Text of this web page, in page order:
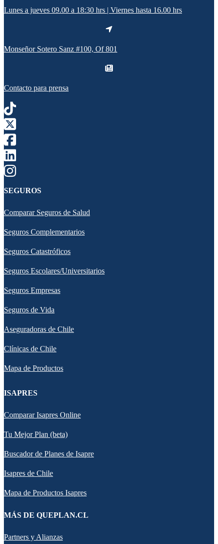
Lunes a jueves 09.00 a 18:30 hrs | Viernes hasta 16.00 hrs
Monseñor Sotero Sanz #100, Of 801
Contacto para prensa
SEGUROS
Comparar Seguros de Salud
Seguros Complementarios
Seguros Catastróficos
Seguros Escolares/Universitarios
Seguros Empresas
Seguros de Vida
Aseguradoras de Chile
Clínicas de Chile
Mapa de Productos
ISAPRES
Comparar Isapres Online
Tu Mejor Plan (beta)
Buscador de Planes de Isapre
Isapres de Chile
Mapa de Productos Isapres
MÁS DE QUEPLAN.CL
Partners y Alianzas